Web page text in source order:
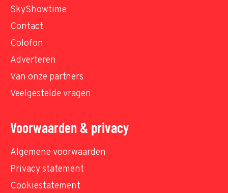
SkyShowtime
Contact
Colofon
Adverteren
Van onze partners
Veelgestelde vragen
Voorwaarden & privacy
Algemene voorwaarden
Privacy statement
Cookiestatement